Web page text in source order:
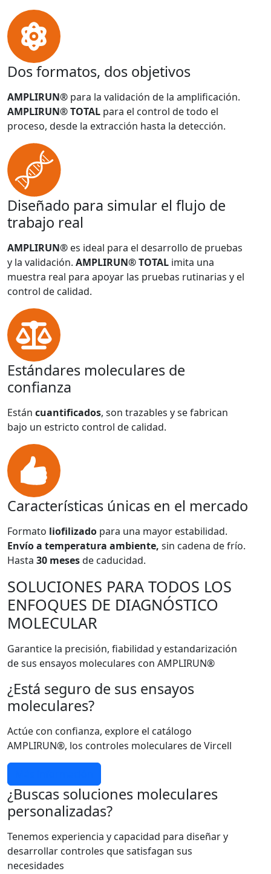
Dos formatos, dos objetivos
AMPLIRUN® para la validación de la amplificación.
AMPLIRUN® TOTAL para el control de todo el
proceso, desde la extracción hasta la detección.
Diseñado para simular el flujo de
trabajo real
AMPLIRUN® es ideal para el desarrollo de pruebas
y la validación. AMPLIRUN® TOTAL imita una
muestra real para apoyar las pruebas rutinarias y el
control de calidad.
Estándares moleculares de
confianza
Están cuantificados, son trazables y se fabrican
bajo un estricto control de calidad.
Características únicas en el mercado
Formato liofilizado para una mayor estabilidad.
Envío a temperatura ambiente, sin cadena de frío.
Hasta 30 mesesde caducidad.
SOLUCIONES PARA TODOS LOS
ENFOQUES DE DIAGNÓSTICO
MOLECULAR
Garantice la precisión, fiabilidad y estandarización
de sus ensayos moleculares con AMPLIRUN®
¿Está seguro de sus ensayos
moleculares?
Actúe con confianza, explore el catálogo
AMPLIRUN®, los controles moleculares de Vircell
¿Buscas soluciones moleculares
personalizadas?
Tenemos experiencia y capacidad para diseñar y
desarrollar controles que satisfagan sus
necesidades